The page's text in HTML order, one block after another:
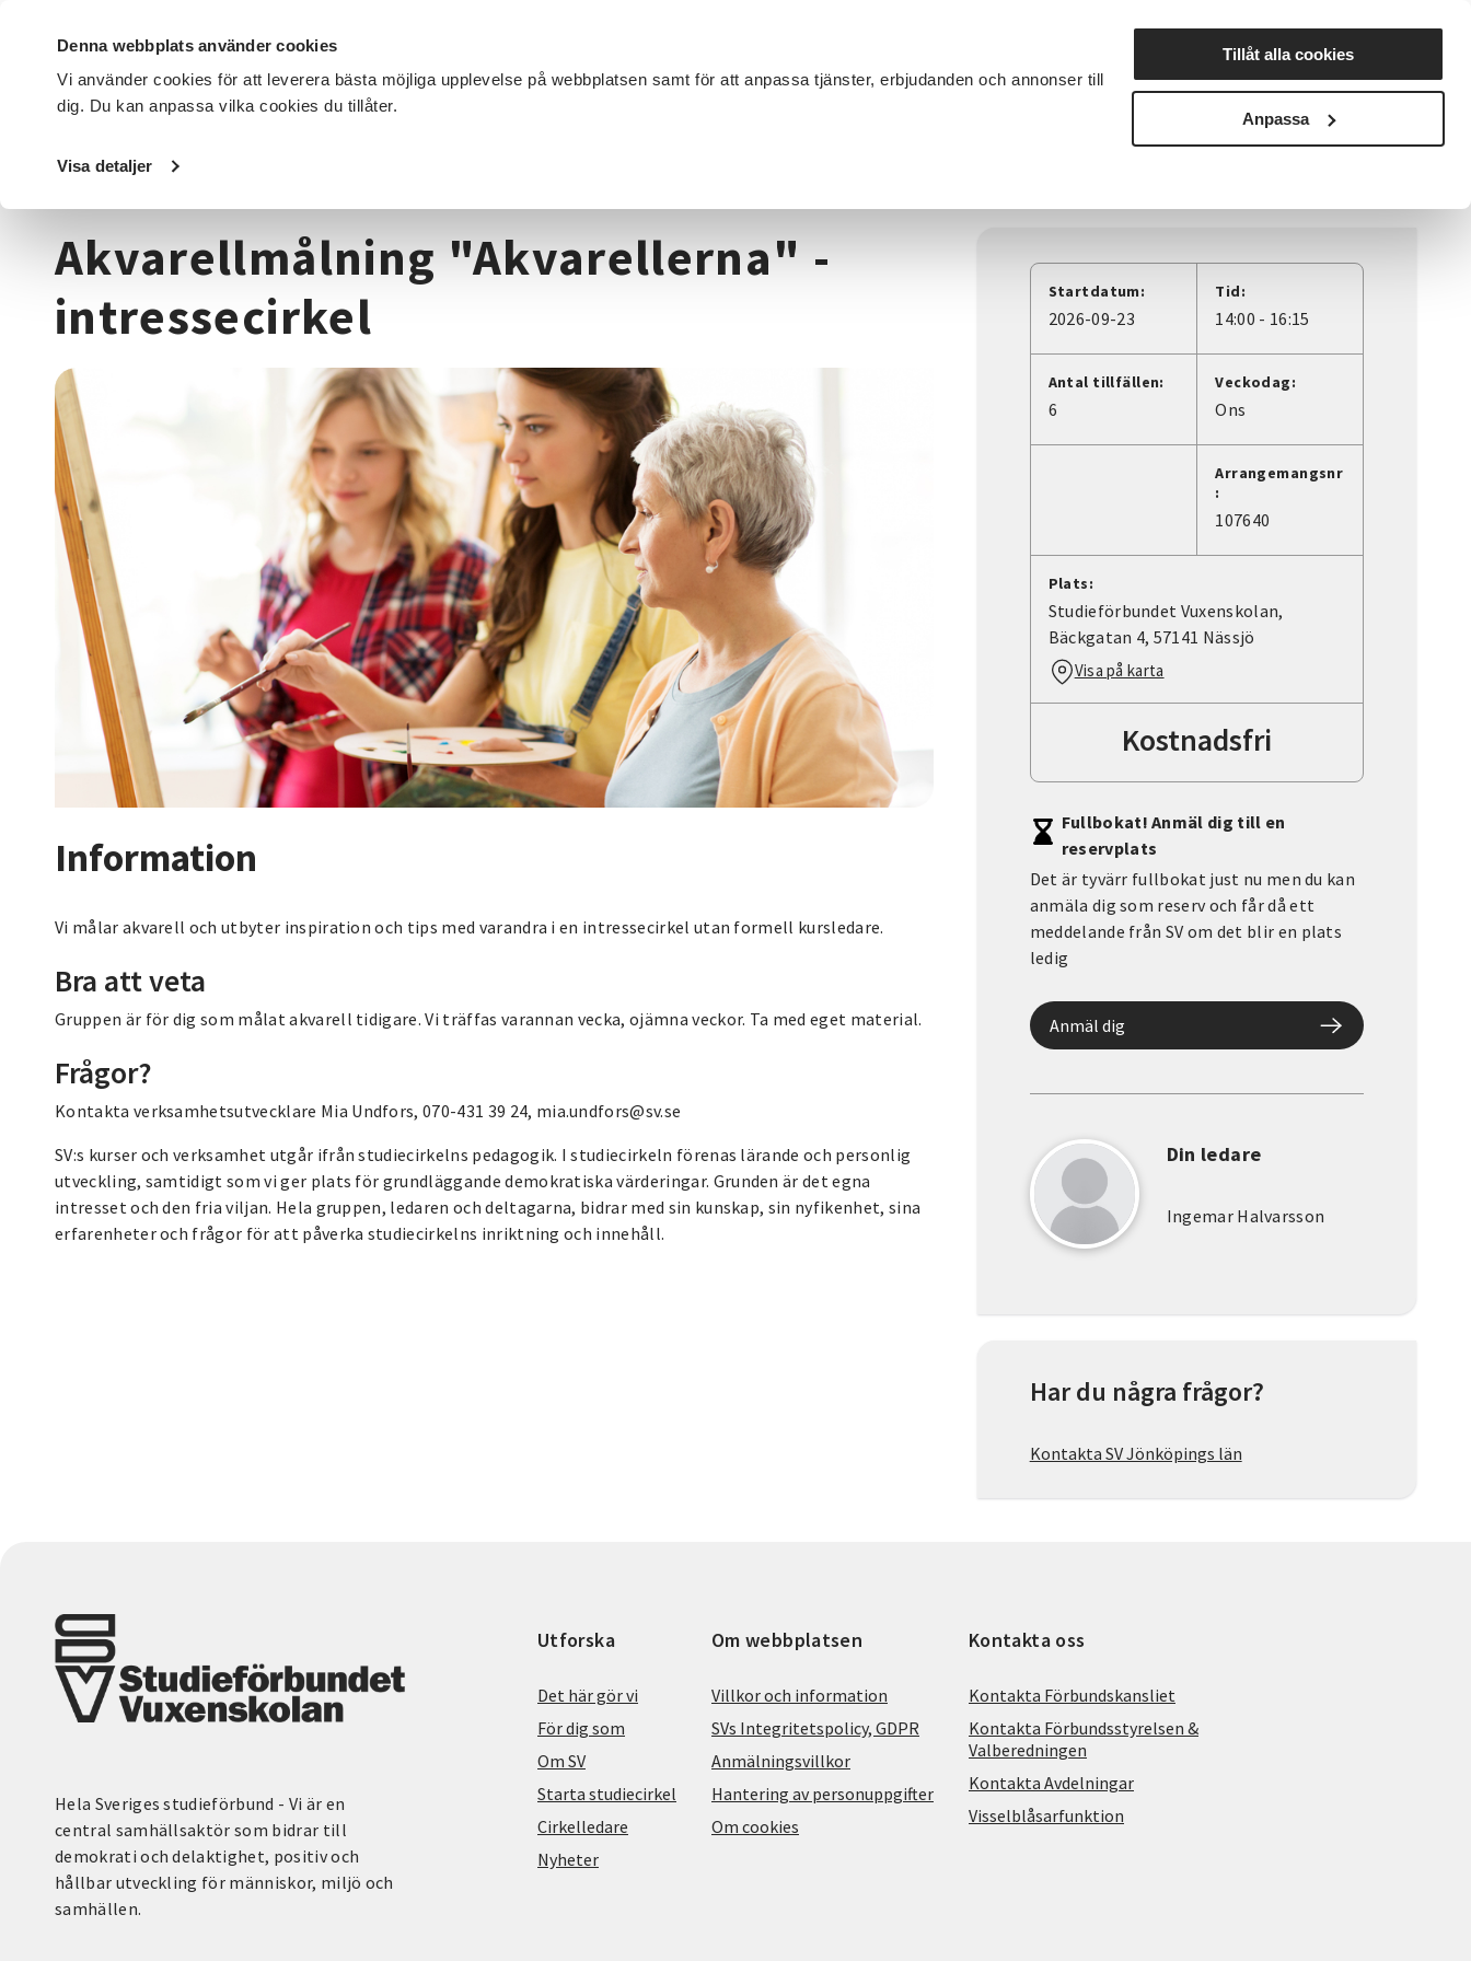
Denna webbplats använder cookies
Vi använder cookies för att leverera bästa möjliga upplevelse på webbplatsen samt för att anpassa tjänster, erbjudanden och annonser till
dig. Du kan anpassa vilka cookies du tillåter.
Visa detaljer
Tillåt alla cookies
Anpassa
DET HÄR GÖR VI FÖR DIG SOM SÖK KURSER OCH EVENEMANG Nyheter Avdelningar
Startsida / Kurser och evenemang
Akvarellmålning "Akvarellerna" -
intressecirkel
Information
Vi målar akvarell och utbyter inspiration och tips med varandra i en intressecirkel utan formell kursledare.
Bra att veta
Gruppen är för dig som målat akvarell tidigare. Vi träffas varannan vecka, ojämna veckor. Ta med eget material.
Frågor?
Kontakta verksamhetsutvecklare Mia Undfors, 070-431 39 24, mia.undfors@sv.se
SV:s kurser och verksamhet utgår ifrån studiecirkelns pedagogik. I studiecirkeln förenas lärande och personlig
utveckling, samtidigt som vi ger plats för grundläggande demokratiska värderingar. Grunden är det egna
intresset och den fria viljan. Hela gruppen, ledaren och deltagarna, bidrar med sin kunskap, sin nyfikenhet, sina
erfarenheter och frågor för att påverka studiecirkelns inriktning och innehåll.
Startdatum:
2026-09-23
Tid:
14:00 - 16:15
Antal tillfällen:
6
Veckodag:
Ons
Arrangemangsnr
:
107640
Plats:
Studieförbundet Vuxenskolan,
Bäckgatan 4, 57141 Nässjö
Visa på karta
Kostnadsfri
Fullbokat! Anmäl dig till en
reservplats
Det är tyvärr fullbokat just nu men du kan
anmäla dig som reserv och får då ett
meddelande från SV om det blir en plats
ledig
Anmäl dig
Din ledare
Ingemar Halvarsson
Har du några frågor?
Kontakta SV Jönköpings län
Hela Sveriges studieförbund - Vi är en
central samhällsaktör som bidrar till
demokrati och delaktighet, positiv och
hållbar utveckling för människor, miljö och
samhällen.
Utforska
Det här gör vi
För dig som
Om SV
Starta studiecirkel
Cirkelledare
Nyheter
Om webbplatsen
Villkor och information
SVs Integritetspolicy, GDPR
Anmälningsvillkor
Hantering av personuppgifter
Om cookies
Kontakta oss
Kontakta Förbundskansliet
Kontakta Förbundsstyrelsen &
Valberedningen
Kontakta Avdelningar
Visselblåsarfunktion